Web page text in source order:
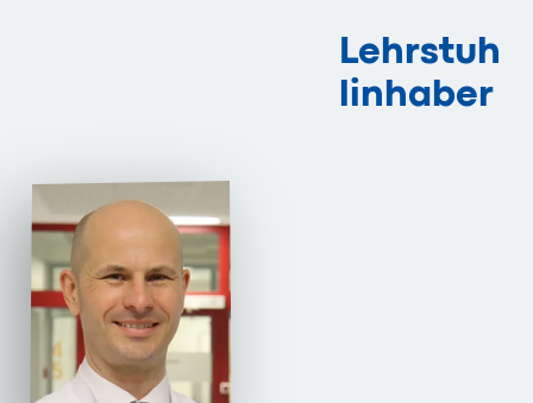
Lehrstuh
linhaber